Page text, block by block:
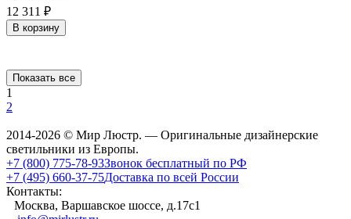
12 311 ₽
В корзину
Показать все
1
2
2014-2026 © Мир Люстр. — Оригинальные дизайнерские
светильники из Европы.
+7 (800) 775-78-93Звонок бесплатный по РФ
+7 (495) 660-37-75Доставка по всей России
Контакты:
Москва, Варшавское шоссе, д.17c1